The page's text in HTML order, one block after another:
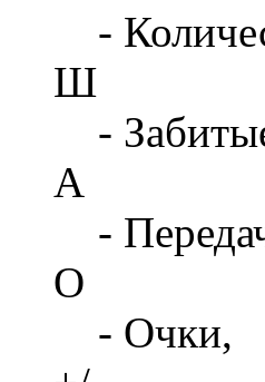
-
Ш
-
А
-
О
- Очки,